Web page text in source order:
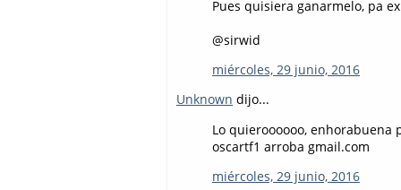
Pues quisiera ganarmelo, pa
@sirwid
miércoles, 29 junio, 2016
Unknown dijo...
Lo quieroooooo,
oscartf1 arroba gmail.com
miércoles, 29 junio, 2016